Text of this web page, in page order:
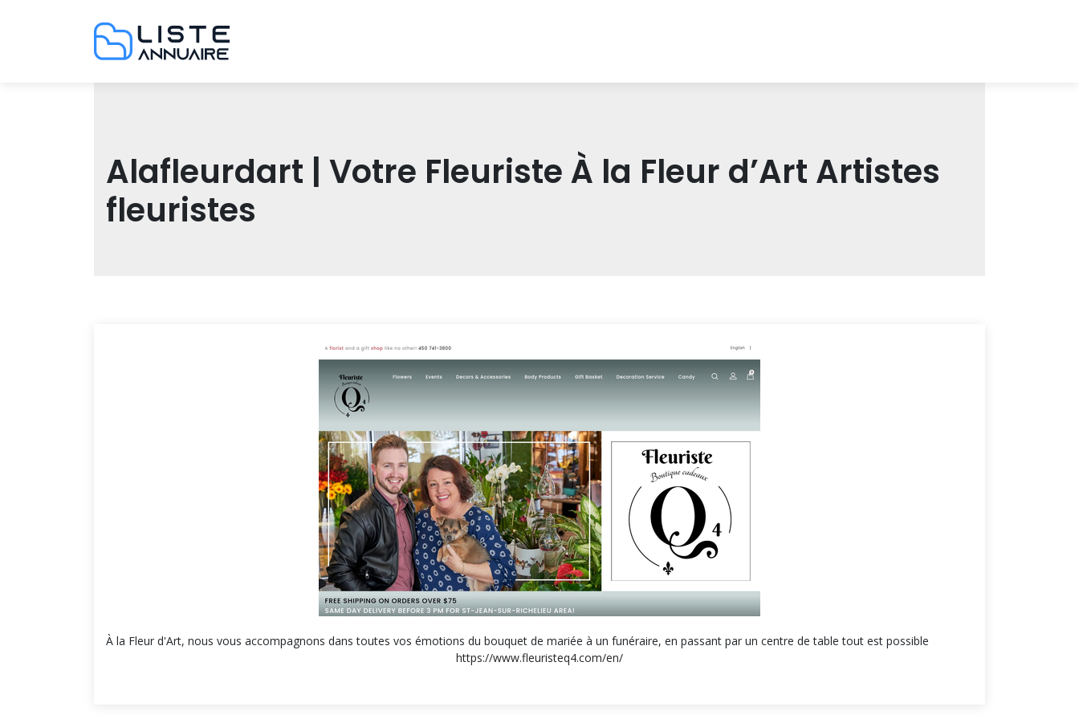
Alafleur­dart | Votre Fleuriste À la Fleur d’Art Artistes
fleuristes
À la Fleur d'Art, nous vous accompagnons dans toutes vos émotions du bouquet de mariée à un funéraire, en passant par un centre de table tout est possible
https://www.fleuristeq4.com/en/